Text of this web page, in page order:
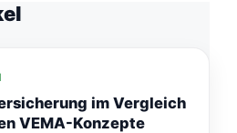
im Vergleich
VEMA-Konzepte